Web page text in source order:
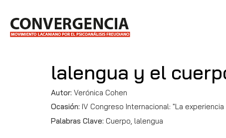
lalengua y el
Autor: Verónica Cohen
Ocasión: IV Congreso Internacional: "La
Palabras Clave: Cuerpo, lalengua